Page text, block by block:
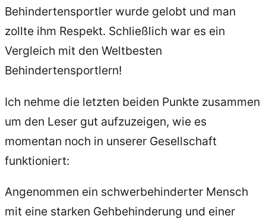
Behindertensportler wurde gelobt und man
zollte ihm Respekt. Schließlich war es ein
Vergleich mit den Weltbesten
Behindertensportlern!
Ich nehme die letzten beiden Punkte zusammen
um den Leser gut aufzuzeigen, wie es
momentan noch in unserer Gesellschaft
funktioniert:
Angenommen ein schwerbehinderter Mensch
mit eine starken Gehbehinderung und einer